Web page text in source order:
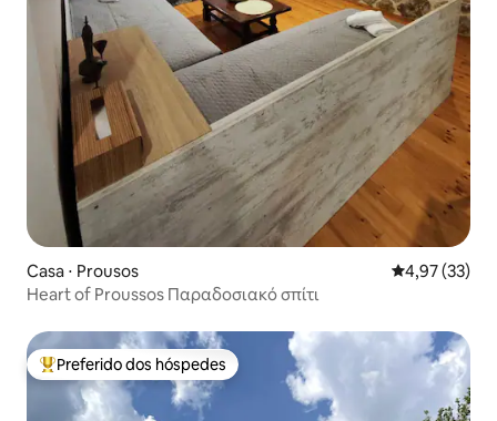
Casa ⋅ Prousos 4,97 de uma
4,97 (33)
Heart of Proussos Παραδοσιακό σπίτι
Entre os melhores preferidos dos hóspedes
Preferido dos hóspedes